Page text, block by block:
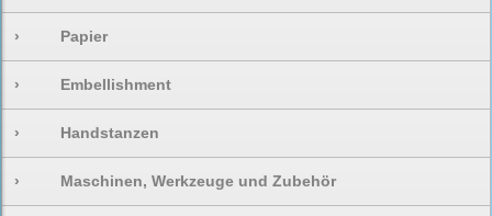
› Papier
› Embellishment
› Handstanzen
› Maschinen, Werkzeuge und Zubehör